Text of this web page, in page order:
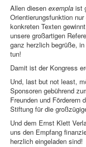
Allen diesen exempla ist
Orientierungsfunktion
konkreten Texten
unsere großartigen
ganz herzlich begrüße,
tun!
Damit ist der Kongress
Und, last but not least,
Sponsoren gebührend
Freunden und Förderern
Stiftung für die
Und dem Ernst Klett
uns den Empfang
herzlich eingeladen sind!